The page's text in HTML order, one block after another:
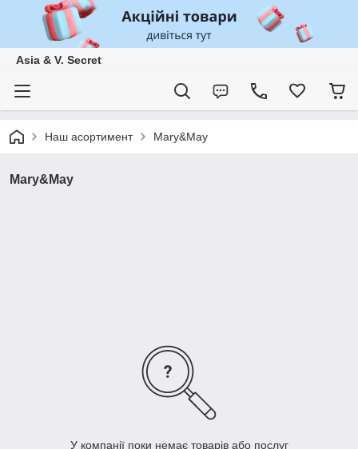
Asia & V. Secret
Наш асортимент Mary&May
Mary&May
У компанії поки немає товарів або послуг